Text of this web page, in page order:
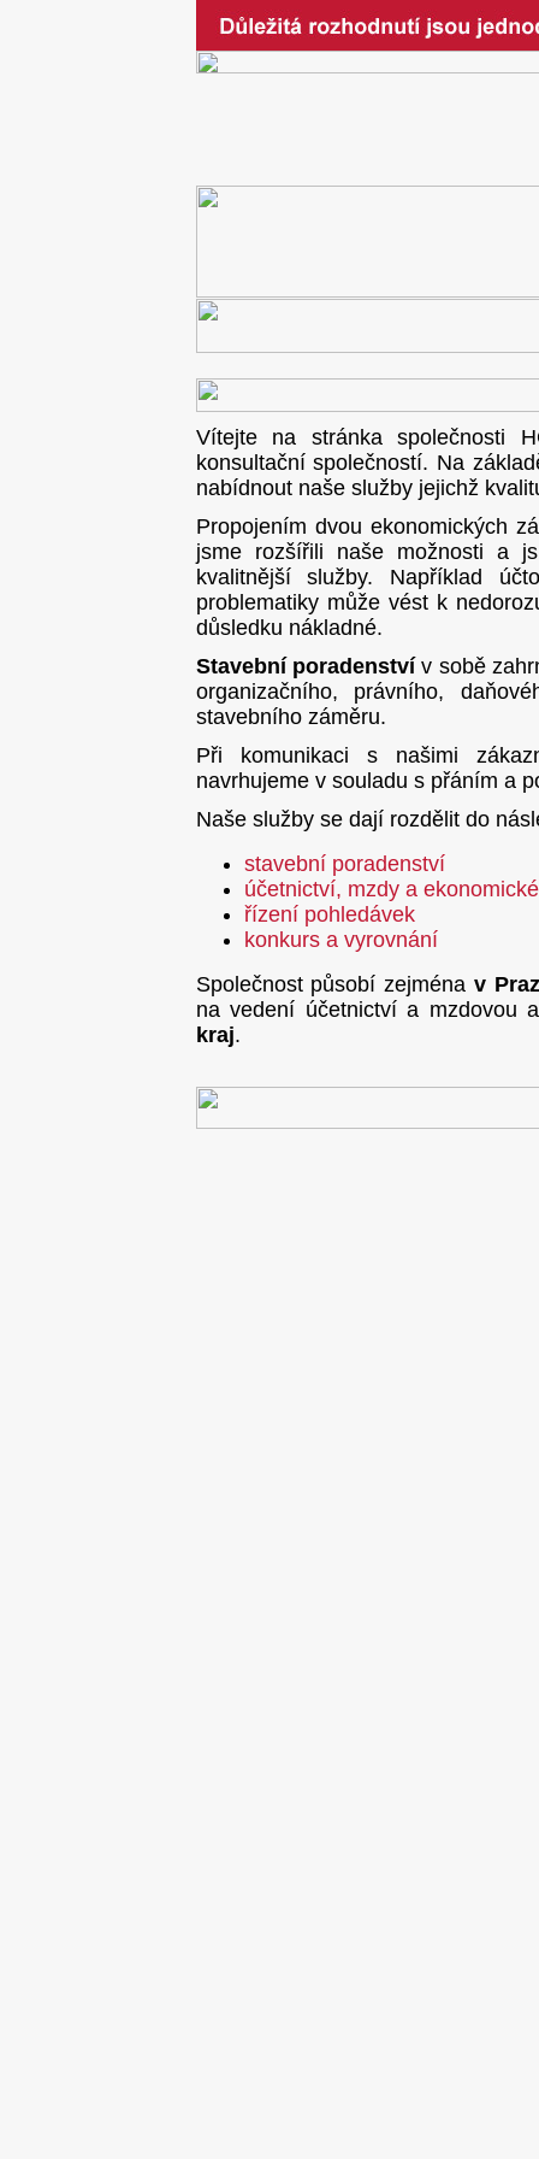
Vítejte na stránka společnosti
konsultační společností. Na
nabídnout naše služby
Propojením dvou ekonomických
jsme rozšířili naše možnosti a
kvalitnější služby. Například
problematiky může vést k
důsledku nákladné.
Stavební poradenstvív sobě
organizačního, právního,
stavebního záměru.
Při komunikaci s našimi
navrhujeme v souladu s přáním a
Naše služby se dají rozdělit do
stavební poradenství
účetnictví, mzdy a
řízení pohledávek
konkurs a vyrovnání
Společnost působí zejména v
na vedení účetnictví a mzdovou
kraj.